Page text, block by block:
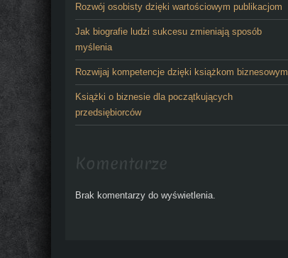
Rozwój osobisty dzięki wartościowym publikacjom
Jak biografie ludzi sukcesu zmieniają sposób
myślenia
Rozwijaj kompetencje dzięki książkom biznesowym
Książki o biznesie dla początkujących
przedsiębiorców
Komentarze
Brak komentarzy do wyświetlenia.